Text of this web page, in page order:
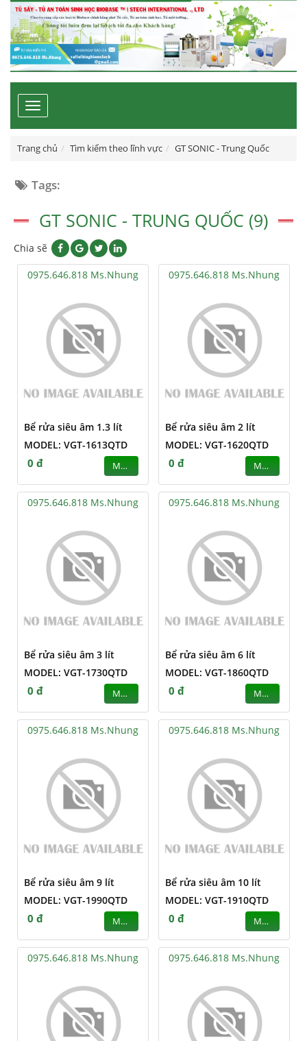
Toggle
navigation
Trang chủ Tìm kiếm theo lĩnh vực GT SONIC - Trung Quốc
Tags:
GT SONIC - TRUNG QUỐC (9)
Chia sẽ
0975.646.818 Ms.Nhung
Bể rửa siêu âm 1.3 lít
MODEL: VGT-1613QTD
0 đ MUA
0975.646.818 Ms.Nhung
Bể rửa siêu âm 2 lít
MODEL: VGT-1620QTD
0 đ MUA
0975.646.818 Ms.Nhung
Bể rửa siêu âm 3 lít
MODEL: VGT-1730QTD
0 đ MUA
0975.646.818 Ms.Nhung
Bể rửa siêu âm 6 lít
MODEL: VGT-1860QTD
0 đ MUA
0975.646.818 Ms.Nhung
Bể rửa siêu âm 9 lít
MODEL: VGT-1990QTD
0 đ MUA
0975.646.818 Ms.Nhung
Bể rửa siêu âm 10 lít
MODEL: VGT-1910QTD
0 đ MUA
0975.646.818 Ms.Nhung 0975.646.818 Ms.Nhung